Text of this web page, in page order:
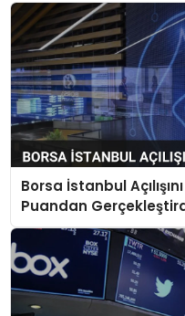
Borsa İstanbul
Puandan